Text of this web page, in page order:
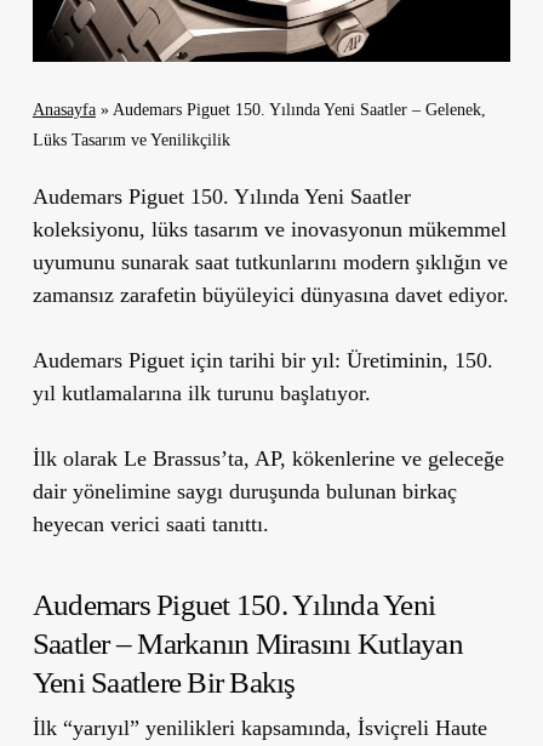
Anasayfa» Audemars Piguet 150. Yılında Yeni Saatler – Gelenek,
Lüks Tasarım ve Yenilikçilik
Audemars Piguet 150. Yılında Yeni Saatler
koleksiyonu, lüks tasarım ve inovasyonun mükemmel
uyumunu sunarak saat tutkunlarını modern şıklığın ve
zamansız zarafetin büyüleyici dünyasına davet ediyor.
Audemars Piguet için tarihi bir yıl: Üretiminin, 150.
yıl kutlamalarına ilk turunu başlatıyor.
İlk olarak Le Brassus’ta, AP, kökenlerine ve geleceğe
dair yönelimine saygı duruşunda bulunan birkaç
heyecan verici saati tanıttı.
Audemars Piguet 150. Yılında Yeni
Saatler – Markanın Mirasını Kutlayan
Yeni Saatlere Bir Bakış
İlk “yarıyıl” yenilikleri kapsamında, İsviçreli Haute